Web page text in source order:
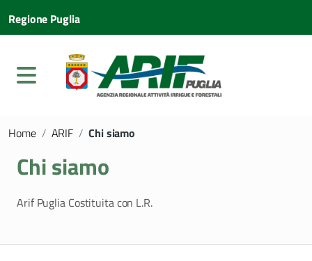
Regione Puglia
Home / ARIF / Chi siamo
Chi siamo
Arif Puglia Costituita con L.R.